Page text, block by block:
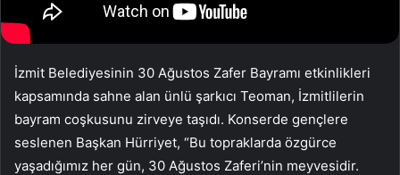
İzmit Belediyesinin 30 Ağustos Zafer Bayramı etkinlikleri
kapsamında sahne alan ünlü şarkıcı Teoman, İzmitlilerin
bayram coşkusunu zirveye taşıdı. Konserde gençlere
seslenen Başkan Hürriyet, “Bu topraklarda özgürce
yaşadığımız her gün, 30 Ağustos Zaferi’nin meyvesidir.